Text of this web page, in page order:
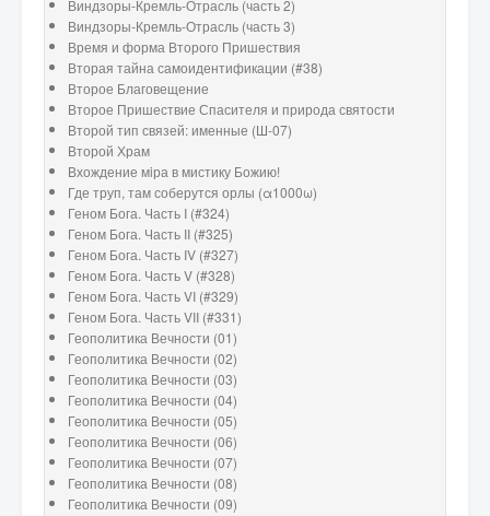
Виндзоры-Кремль-Отрасль (часть 2)
Виндзоры-Кремль-Отрасль (часть 3)
Время и форма Второго Пришествия
Вторая тайна самоидентификации (#38)
Второе Благовещение
Второе Пришествие Спасителя и природа святости
Второй тип связей: именные (Ш-07)
Второй Храм
Вхождение мiра в мистику Божию!
Где труп, там соберутся орлы (α1000ω)
Геном Бога. Часть I (#324)
Геном Бога. Часть II (#325)
Геном Бога. Часть IV (#327)
Геном Бога. Часть V (#328)
Геном Бога. Часть VI (#329)
Геном Бога. Часть VII (#331)
Геополитика Вечности (01)
Геополитика Вечности (02)
Геополитика Вечности (03)
Геополитика Вечности (04)
Геополитика Вечности (05)
Геополитика Вечности (06)
Геополитика Вечности (07)
Геополитика Вечности (08)
Геополитика Вечности (09)